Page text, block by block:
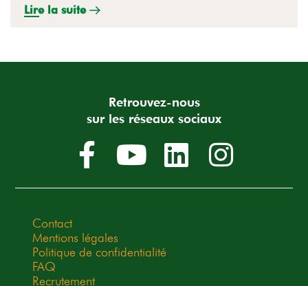
Lire la suite
Retrouvez-nous
sur les réseaux sociaux
Contact
Mentions légales
Politique de confidentialité
FAQ
Recrutement